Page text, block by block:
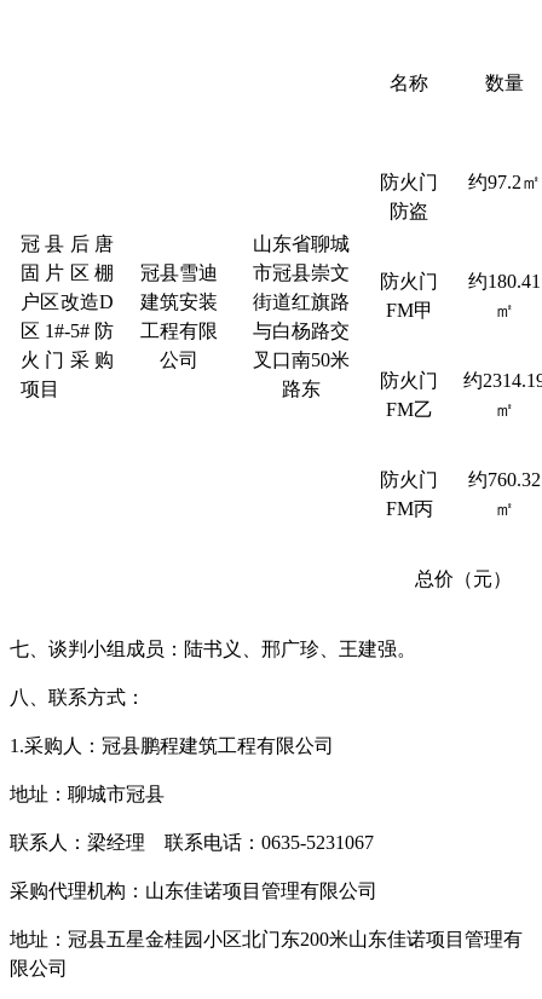
冠县后唐
固片区棚
户区改造D
区1#-5#防
火门采购
项目
冠县雪迪
建筑安装
工程有限
公司
山东省聊城
市冠县崇文
街道红旗路
与白杨路交
叉口南50米
路东
名称 数量
防火门
防盗
约97.2㎡
防火门
FM甲
约180.41
㎡
防火门
FM乙
约
㎡
防火门
FM丙
约760.32
㎡
总价（元）
七、 谈判小组成员：陆书义 、邢广珍、王建强。
八、联系方式：
1.采购人： 冠县鹏程建筑工程有限公司
地址：聊城市冠县
联系人：梁经理 联系电话： 0635-5231067
采购代理机构：山东佳诺项目管理有限公司
地址： 冠县五星金桂园小区北门东200米山东佳诺项目管理有
限公司